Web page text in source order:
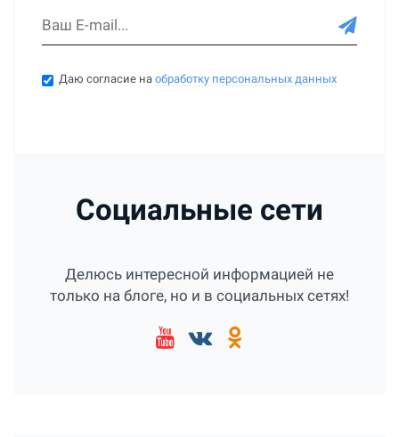
Даю согласие наобработку персональных данных
Социальные сети
Делюсь интересной информацией не
только на блоге, но и в социальных сетях!